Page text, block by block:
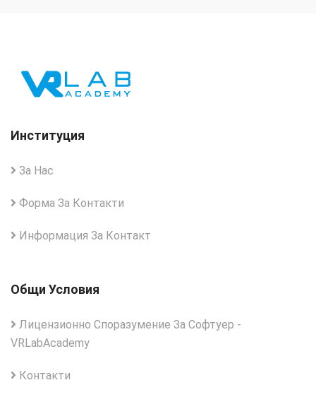
Институция
За Нас
Форма За Контакти
Информация За Контакт
Общи Условия
Лицензионно Споразумение За Софтуер -
VRLabAcademy
Контакти